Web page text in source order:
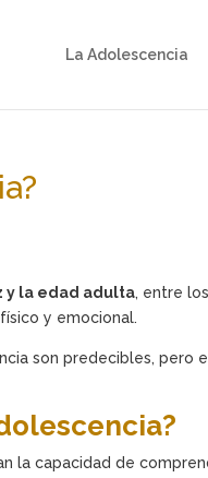
La Adolescencia
y la edad adulta, entre
y emocional.
son predecibles, pero
la capacidad de